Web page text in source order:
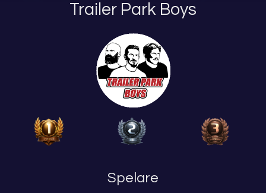
Trailer Park Boys
Spelare